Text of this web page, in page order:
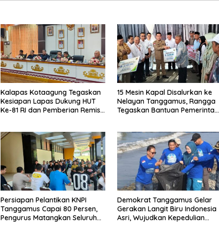
Kalapas Kotaagung Tegaskan
Kesiapan Lapas Dukung HUT
Ke-81 RI dan Pemberian Remisi
15 Mesin Kapal Disalurkan ke
Nelayan Tanggamus, Rangga
Tegaskan Bantuan Pemerintah
Persiapan Pelantikan KNPI
Tanggamus Capai 80 Persen,
Pengurus Matangkan Seluruh
Demokrat Tanggamus Gelar
Gerakan Langit Biru Indonesia
Asri, Wujudkan Kepedulian